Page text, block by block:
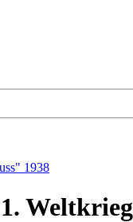
1938
Weltkrieg